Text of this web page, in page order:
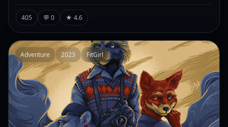
405 💬 0 ★ 4.6
Adventure 2023 FitGirl